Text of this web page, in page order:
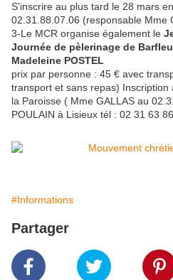
S'inscrire au plus tard le 28 mars
02.31.88.07.06 (responsable Mme
3-Le MCR organise également le
Journée de pèlerinage de
Madeleine POSTEL
prix par personne : 45 € avec
transport et sans repas)
la Paroisse ( Mme GALLAS au
POULAIN à Lisieux tél : 02 31 63
#Informations
Partager